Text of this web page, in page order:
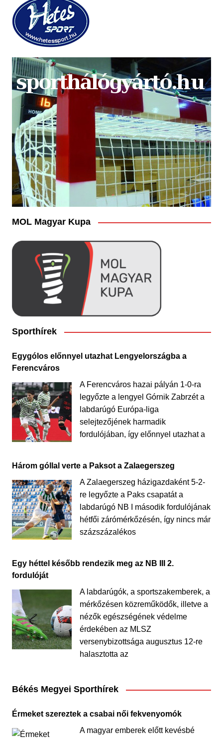
MOL Magyar Kupa
Sporthírek
Egygólos előnnyel utazhat Lengyelországba a
Ferencváros
A Ferencváros hazai pályán 1-0-ra
legyőzte a lengyel Górnik Zabrzét a
labdarúgó Európa-liga
selejtezőjének harmadik
fordulójában, így előnnyel utazhat a
Három góllal verte a Paksot a Zalaegerszeg
A Zalaegerszeg házigazdaként 5-2-
re legyőzte a Paks csapatát a
labdarúgó NB I második fordulójának
hétfői zárómérkőzésén, így nincs már
százszázalékos
Egy héttel később rendezik meg az NB III 2.
fordulóját
A labdarúgók, a sportszakemberek, a
mérkőzésen közreműködők, illetve a
nézők egészségének védelme
érdekében az MLSZ
versenybizottsága augusztus 12-re
halasztotta az
Békés Megyei Sporthírek
Érmeket szereztek a csabai női fekvenyomók
A magyar emberek előtt kevésbé